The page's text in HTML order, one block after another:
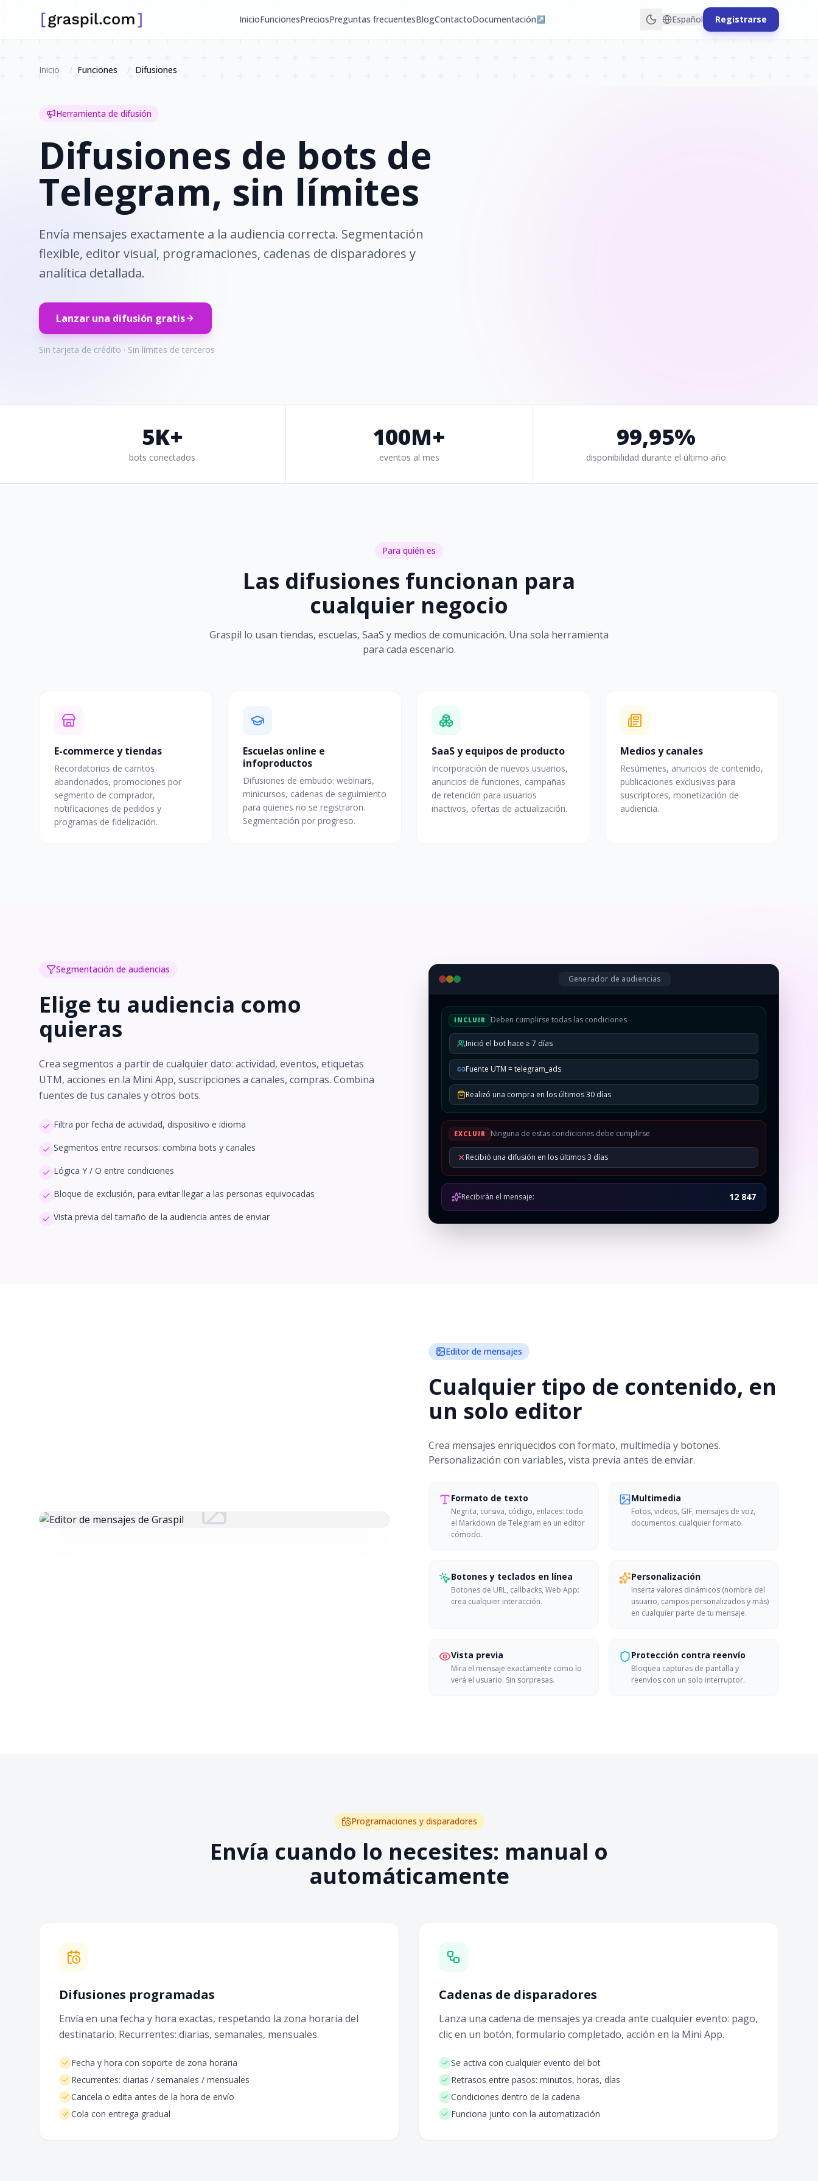
InicioFuncionesPreciosPreguntas frecuentesBlogContactoDocumentación↗ Español Registrarse
Inicio / Funciones / Difusiones
Herramienta de difusión
Difusiones de bots de
Telegram, sin límites
Envía mensajes exactamente a la audiencia correcta. Segmentación
flexible, editor visual, programaciones, cadenas de disparadores y
analítica detallada.
Lanzar una difusión gratis
Sin tarjeta de crédito · Sin límites de terceros
5K+
bots conectados
100M+
eventos al mes
99,95%
disponibilidad durante el último año
Para quién es
Las difusiones funcionan para
cualquier negocio
Graspil lo usan tiendas, escuelas, SaaS y medios de comunicación. Una sola herramienta
para cada escenario.
E-commerce y tiendas
Recordatorios de carritos
abandonados, promociones por
segmento de comprador,
notificaciones de pedidos y
programas de fidelización.
Escuelas online e
infoproductos
Difusiones de embudo: webinars,
minicursos, cadenas de seguimiento
para quienes no se registraron.
Segmentación por progreso.
SaaS y equipos de producto
Incorporación de nuevos usuarios,
anuncios de funciones, campañas
de retención para usuarios
inactivos, ofertas de actualización.
Medios y canales
Resúmenes, anuncios de contenido,
publicaciones exclusivas para
suscriptores, monetización de
audiencia.
Segmentación de audiencias
Elige tu audiencia como
quieras
Crea segmentos a partir de cualquier dato: actividad, eventos, etiquetas
UTM, acciones en la Mini App, suscripciones a canales, compras. Combina
fuentes de tus canales y otros bots.
Filtra por fecha de actividad, dispositivo e idioma
Segmentos entre recursos: combina bots y canales
Lógica Y / O entre condiciones
Bloque de exclusión, para evitar llegar a las personas equivocadas
Vista previa del tamaño de la audiencia antes de enviar
Generador de audiencias
INCLUIR Deben cumplirse todas las condiciones
Inició el bot hace ≥ 7 días
Fuente UTM = telegram_ads
Realizó una compra en los últimos 30 días
EXCLUIR Ninguna de estas condiciones debe cumplirse
Recibió una difusión en los últimos 3 días
Recibirán el mensaje: 12 847
Editor de mensajes
Cualquier tipo de contenido, en
un solo editor
Crea mensajes enriquecidos con formato, multimedia y botones.
Personalización con variables, vista previa antes de enviar.
Formato de texto
Negrita, cursiva, código, enlaces: todo
el Markdown de Telegram en un editor
cómodo.
Multimedia
Fotos, videos, GIF, mensajes de voz,
documentos: cualquier formato.
Botones y teclados en línea
Botones de URL, callbacks, Web App:
crea cualquier interacción.
Personalización
Inserta valores dinámicos (nombre del
usuario, campos personalizados y más)
en cualquier parte de tu mensaje.
Vista previa
Mira el mensaje exactamente como lo
verá el usuario. Sin sorpresas.
Protección contra reenvío
Bloquea capturas de pantalla y
reenvíos con un solo interruptor.
Programaciones y disparadores
Envía cuando lo necesites: manual o
automáticamente
Difusiones programadas
Envía en una fecha y hora exactas, respetando la zona horaria del
destinatario. Recurrentes: diarias, semanales, mensuales.
Fecha y hora con soporte de zona horaria
Recurrentes: diarias / semanales / mensuales
Cancela o edita antes de la hora de envío
Cola con entrega gradual
Cadenas de disparadores
Lanza una cadena de mensajes ya creada ante cualquier evento: pago,
clic en un botón, formulario completado, acción en la Mini App.
Se activa con cualquier evento del bot
Retrasos entre pasos: minutos, horas, días
Condiciones dentro de la cadena
Funciona junto con la automatización